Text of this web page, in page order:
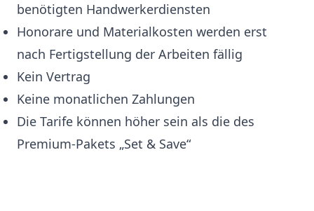
benötigten Handwerkerdiensten
Honorare und Materialkosten werden erst
nach Fertigstellung der Arbeiten fällig
Kein Vertrag
Keine monatlichen Zahlungen
Die Tarife können höher sein als die des
Premium-Pakets „Set & Save“